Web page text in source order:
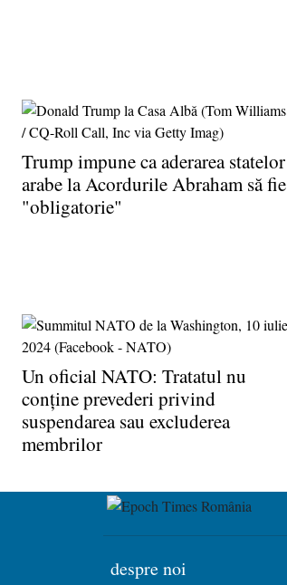
Trump impune ca aderarea statelor
arabe la Acordurile Abraham să fie
"obligatorie"
Un oficial NATO: Tratatul nu
conţine prevederi privind
suspendarea sau excluderea
membrilor
despre noi